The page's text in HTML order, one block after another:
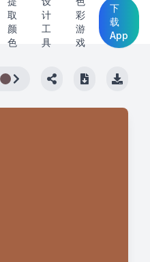
取
颜
色
计
工
具
彩
游
戏
下
载
App